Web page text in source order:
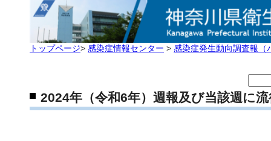
トップページ> 感染症情報センター > 感染症発生動向調査報（
2024年（令和6年）週報及び当該週に